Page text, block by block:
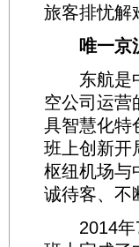
旅客排忧解
唯一京
东航是中
空公司运营
具智慧化特
班上创新开
枢纽机场与
诚待客、不
2014年7